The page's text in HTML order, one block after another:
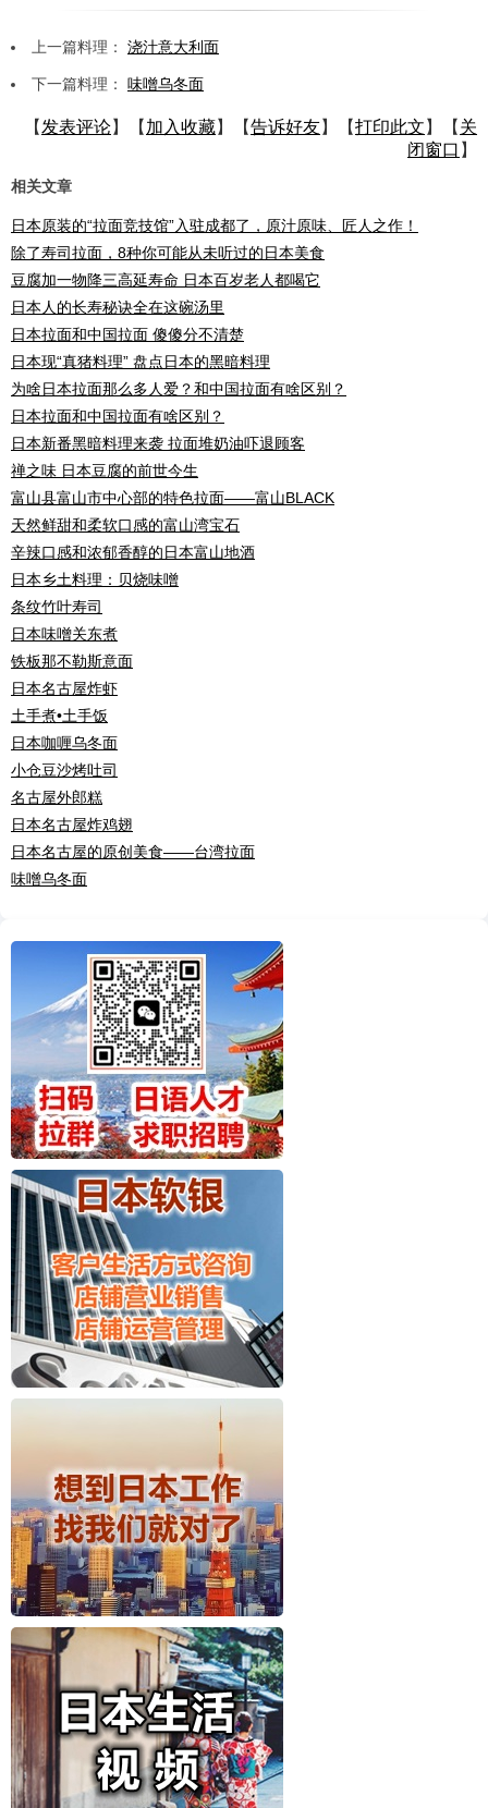
上一篇料理： 浇汁意大利面
下一篇料理： 味噌乌冬面
【 发表评论】【 加入收藏】【告诉好友】【打印此文 】【 关
闭窗口 】
相关文章
日本原装的“拉面竞技馆”入驻成都了，原汁原味、匠人之作！
除了寿司拉面，8种你可能从未听过的日本美食
豆腐加一物降三高延寿命 日本百岁老人都喝它
日本人的长寿秘诀全在这碗汤里
日本拉面和中国拉面 傻傻分不清楚
日本现“真猪料理” 盘点日本的黑暗料理
为啥日本拉面那么多人爱？和中国拉面有啥区别？
日本拉面和中国拉面有啥区别？
日本新番黑暗料理来袭 拉面堆奶油吓退顾客
禅之味 日本豆腐的前世今生
富山县富山市中心部的特色拉面——富山BLACK
天然鲜甜和柔软口感的富山湾宝石
辛辣口感和浓郁香醇的日本富山地酒
日本乡土料理：贝烧味噌
条纹竹叶寿司
日本味噌关东煮
铁板那不勒斯意面
日本名古屋炸虾
土手煮•土手饭
日本咖喱乌冬面
小仓豆沙烤吐司
名古屋外郎糕
日本名古屋炸鸡翅
日本名古屋的原创美食——台湾拉面
味噌乌冬面